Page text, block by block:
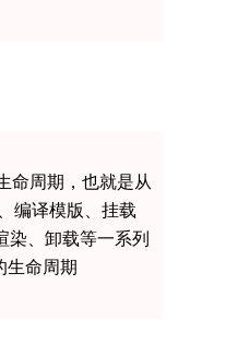
命周期，也就是从
编译模版、挂载
染、卸载等一系列
生命周期